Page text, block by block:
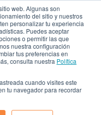
web. Algunas son
del sitio y nuestros
personalizar tu experiencia
Puedes aceptar
o permitir las que
nuestra configuración
tus preferencias en
consulta nuestra Política
cuando visites este
tu navegador para recordar